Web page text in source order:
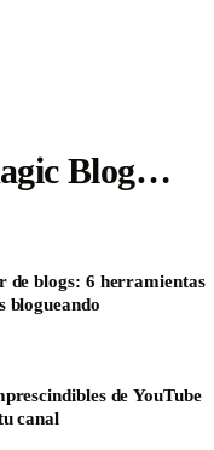
Blog…
de blogs: 6 herramientas
de YouTube
canal